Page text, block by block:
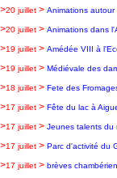
>20 juillet > Animations
>20 juillet > Animations dans
>19 juillet > Amédée VIII à
>19 juillet > Médiévale des
>18 juillet > Fete des
>17 juillet > Fête du lac à
>17 juillet > Jeunes talents du
>17 juillet > Parc d'activité du
>17 juillet > brèves